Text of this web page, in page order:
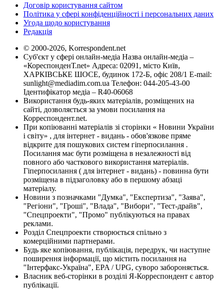
Договір користування сайтом
Політика у сфері конфіденційності і персональних даних
Угода щодо користування
Редакція
© 2000-2026, Korrespondent.net
Суб'єкт у сфері онлайн-медіа Назва онлайн-медіа –
«КореспонденТ.net» Адреса: 02091, місто Київ,
ХАРКІВСЬКЕ ШОСЕ, будинок 172-Б, офіс 208/1 E-mail:
sunlight@mediadim.com.ua Телефон: 044-205-43-00
Ідентифікатор медіа – R40-06068
Використання будь-яких матеріалів, розміщених на
сайті, дозволяється за умови посилання на
Корреспондент.net.
При копіюванні матеріалів зі сторінки « Новини України
і світу» , для інтернет - видань - обов'язкове пряме
відкрите для пошукових систем гіперпосилання .
Посилання має бути розміщена в незалежності від
повного або часткового використання матеріалів.
Гіперпосилання ( для інтернет - видань) - повинна бути
розміщена в підзаголовку або в першому абзаці
матеріалу.
Новини з позначками "Думка", "Експертиза", "Заява",
"Регіони", "Гроші", "Влада", "Вибори", "Тест-драйв",
"Спецпроекти", "Промо" публікуються на правах
реклами.
Розділ Спецпроекти створюється спільно з
комерційними партнерами.
Будь яке копіювання, публікація, передрук, чи наступне
поширення інформації, що містить посилання на
"Інтерфакс-Україна", EPA / UPG, суворо забороняється.
Власник веб-сторінки в розділі Я-Корреспондент є автор
публікації.